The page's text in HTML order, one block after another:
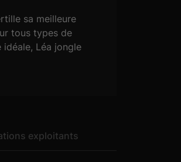
sa meilleure
tous types de
Léa jongle
exploitants